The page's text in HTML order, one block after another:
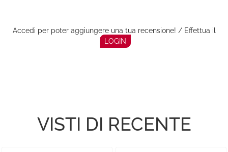
Accedi per poter aggiungere una tua recensione! / Effettua il
LOGIN
VISTI DI RECENTE